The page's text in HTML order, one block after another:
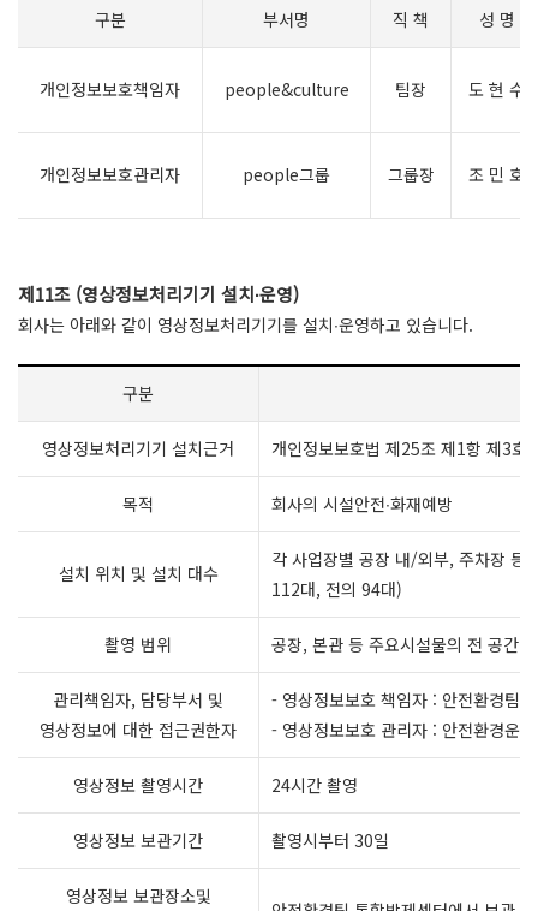
구분 부서명 직 책 성 명
개인정보보호책임자 people&culture 팀장 도 현 수
개인정보보호관리자 people그룹 그룹장 조 민 호
제11조 (영상정보처리기기 설치∙운영)
회사는 아래와 같이 영상정보처리기기를 설치∙운영하고 있습니다.
구분
영상정보처리기기 설치근거 개인정보보호법 제25조 제1항 제3호
목적 회사의 시설안전∙화재예방
설치 위치 및 설치 대수
각 사업장별 공장 내/외부, 주차장 등
112대, 전의 94대)
촬영 범위 공장, 본관 등 주요시설물의 전 공간
관리책임자, 담당부서 및
영상정보에 대한 접근권한자
- 영상정보보호 책임자 : 안전환경팀
- 영상정보보호 관리자 : 안전환경운
영상정보 촬영시간 24시간 촬영
영상정보 보관기간 촬영시부터 30일
영상정보 보관장소및